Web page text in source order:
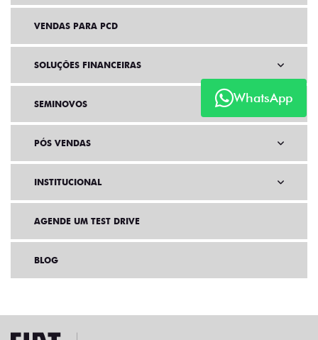
WhatsApp
VENDAS PARA PCD
SOLUÇÕES FINANCEIRAS
SEMINOVOS
PÓS VENDAS
INSTITUCIONAL
AGENDE UM TEST DRIVE
BLOG